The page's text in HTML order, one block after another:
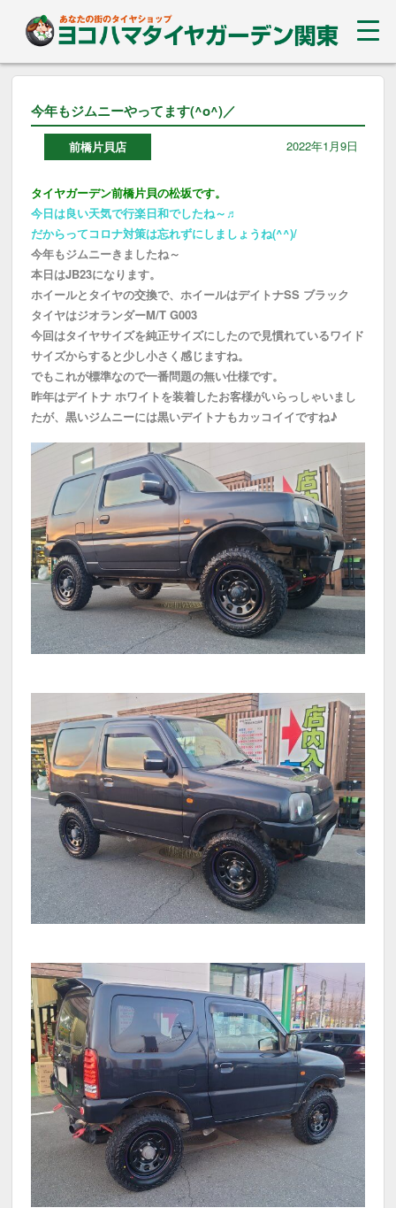
今年もジムニーやってます(^o^)／
前橋片貝店 2022年1月9日
タイヤガーデン前橋片貝の松坂です。
今日は良い天気で行楽日和でしたね～♬
だからってコロナ対策は忘れずにしましょうね(^^)/
今年もジムニーきましたね～
本日はJB23になります。
ホイールとタイヤの交換で、ホイールはデイトナSS ブラック
タイヤはジオランダーM/T G003
今回はタイヤサイズを純正サイズにしたので見慣れているワイド
サイズからすると少し小さく感じますね。
でもこれが標準なので一番問題の無い仕様です。
昨年はデイトナ ホワイトを装着したお客様がいらっしゃいまし
たが、黒いジムニーには黒いデイトナもカッコイイですね♪